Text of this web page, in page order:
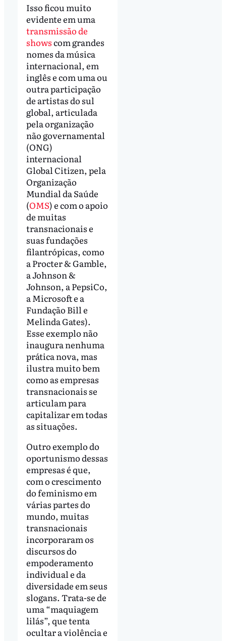
Isso ficou muito
evidente em uma
transmissão de
showscom grandes
nomes da música
internacional, em
inglês e com uma ou
outra participação
de artistas do sul
global, articulada
pela organização
não governamental
(ONG)
internacional
Global Citizen, pela
Organização
Mundial da Saúde
(OMS) e com o apoio
de muitas
transnacionais e
suas fundações
filantrópicas, como
a Procter & Gamble,
a Johnson &
Johnson, a PepsiCo,
a Microsoft e a
Fundação Bill e
Melinda Gates).
Esse exemplo não
inaugura nenhuma
prática nova, mas
ilustra muito bem
como as empresas
transnacionais se
articulam para
capitalizar em todas
as situações.
Outro exemplo do
oportunismo dessas
empresas é que,
com o crescimento
do feminismo em
várias partes do
mundo, muitas
transnacionais
incorporaram os
discursos do
empoderamento
individual e da
diversidade em seus
slogans. Trata-se de
uma “maquiagem
lilás”, que tenta
ocultar a violência e